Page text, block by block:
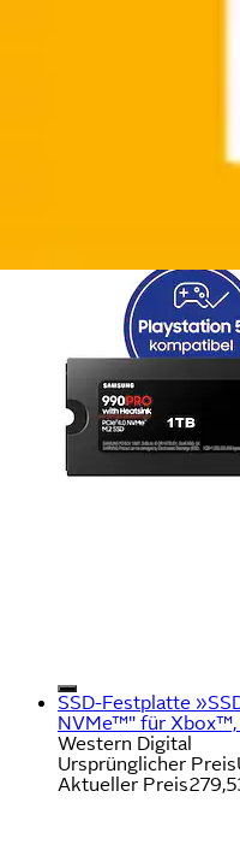
SSD-Festplatte
NVMe™" für Xbox™,
Western Digital
Ursprünglicher Preis
Aktueller Preis